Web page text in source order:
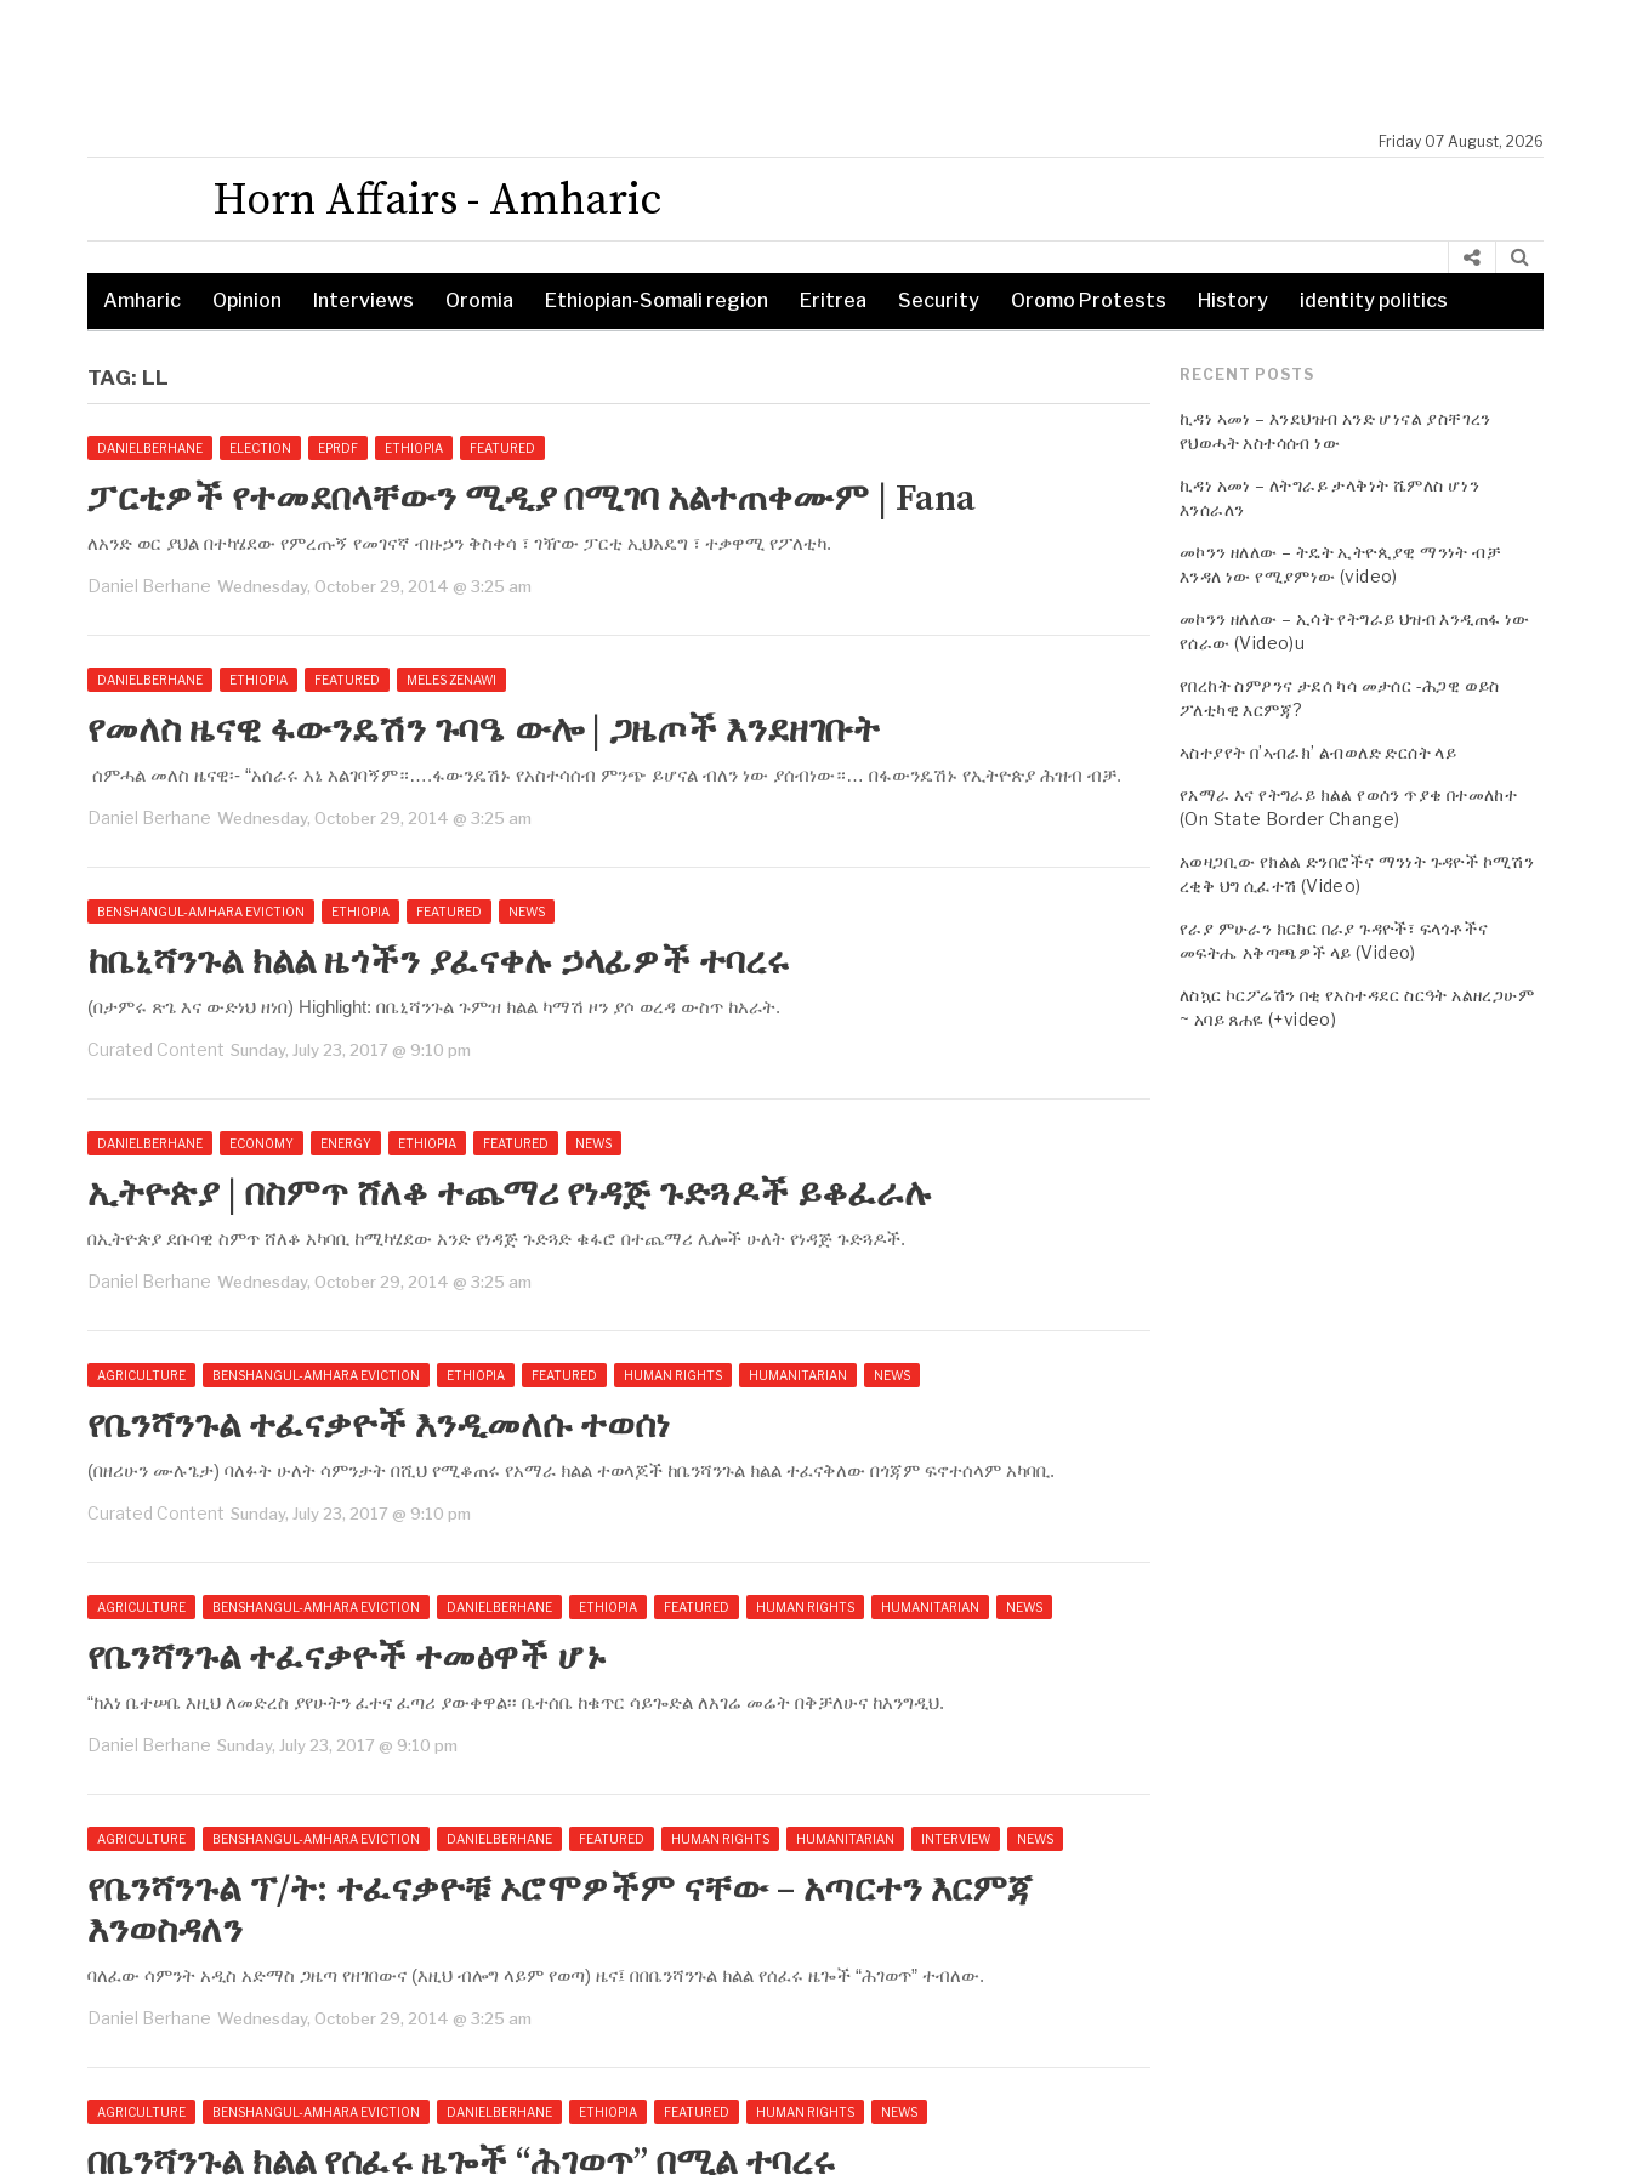
Friday 07 August, 2026
Horn Affairs - Amharic
Amharic Opinion Interviews Oromia Ethiopian-Somali region Eritrea Security Oromo Protests History identity politics
TAG: LL
DANIELBERHANE ELECTION EPRDF ETHIOPIA FEATURED
ፓርቲዎች የተመደበላቸውን ሚዲያ በሚገባ አልተጠቀሙም | Fana
ለአንድ ወር ያህል በተካሄደው የምረጡኝ የመገናኛ ብዙኃን ቅስቀሳ ፣ ገዥው ፓርቲ ኢህአዴግ ፣ ተቃዋሚ የፖለቲካ.
Daniel Berhane Wednesday, October 29, 2014 @ 3:25 am
DANIELBERHANE ETHIOPIA FEATURED MELES ZENAWI
የመለስ ዜናዊ ፋውንዴሽን ጉባዔ ውሎ | ጋዜጦች እንደዘገቡት
ሰምሓል መለስ ዜናዊ፡- “አሰራሩ እኔ አልገባኝም።….ፋውንዴሽኑ የአስተሳሰብ ምንጭ ይሆናል ብለን ነው ያሰብነው።… በፋውንዴሽኑ የኢትዮጵያ ሕዝብ ብቻ.
Daniel Berhane Wednesday, October 29, 2014 @ 3:25 am
BENSHANGUL-AMHARA EVICTION ETHIOPIA FEATURED NEWS
ከቤኒሻንጉል ክልል ዜጎችን ያፈናቀሉ ኃላፊዎች ተባረሩ
(በታምሩ ጽጌ እና ውድነህ ዘነበ) Highlight: በቤኒሻንጉል ጉምዝ ክልል ካማሽ ዞን ያሶ ወረዳ ውስጥ ከአራት.
Curated Content Sunday, July 23, 2017 @ 9:10 pm
DANIELBERHANE ECONOMY ENERGY ETHIOPIA FEATURED NEWS
ኢትዮጵያ | በስምጥ ሸለቆ ተጨማሪ የነዳጅ ጉድጓዶች ይቆፈራሉ
በኢትዮጵያ ደቡባዊ ስምጥ ሸለቆ አካባቢ ከሚካሄደው አንድ የነዳጅ ጉድጓድ ቁፋሮ በተጨማሪ ሌሎች ሁለት የነዳጅ ጉድጓዶች.
Daniel Berhane Wednesday, October 29, 2014 @ 3:25 am
AGRICULTURE BENSHANGUL-AMHARA EVICTION ETHIOPIA FEATURED HUMAN RIGHTS HUMANITARIAN NEWS
የቤንሻንጉል ተፈናቃዮች እንዲመለሱ ተወሰነ
(በዘሪሁን ሙሉጌታ) ባለፉት ሁለት ሳምንታት በሺህ የሚቆጠሩ የአማራ ክልል ተወላጆች ከቤንሻንጉል ክልል ተፈናቅለው በጎጃም ፍኖተሰላም አካባቢ.
Curated Content Sunday, July 23, 2017 @ 9:10 pm
AGRICULTURE BENSHANGUL-AMHARA EVICTION DANIELBERHANE ETHIOPIA FEATURED HUMAN RIGHTS HUMANITARIAN NEWS
የቤንሻንጉል ተፈናቃዮች ተመፅዋች ሆኑ
“ከእነ ቤተሠቤ እዚህ ለመድረስ ያየሁትን ፈተና ፈጣሪ ያውቀዋል፡፡ ቤተሰቤ ከቁጥር ሳይጐድል ለአገሬ መሬት በቅቻለሁና ከእንግዲህ.
Daniel Berhane Sunday, July 23, 2017 @ 9:10 pm
AGRICULTURE BENSHANGUL-AMHARA EVICTION DANIELBERHANE FEATURED HUMAN RIGHTS HUMANITARIAN INTERVIEW NEWS
የቤንሻንጉል ፕ/ት: ተፈናቃዮቹ ኦሮሞዎችም ናቸው – አጣርተን እርምጃ
እንወስዳለን
ባለፈው ሳምንት አዲስ አድማስ ጋዜጣ የዘገበውና (እዚህ ብሎግ ላይም የወጣ) ዜና፤ በበቤንሻንጉል ክልል የሰፈሩ ዜጐች “ሕገወጥ” ተብለው.
Daniel Berhane Wednesday, October 29, 2014 @ 3:25 am
AGRICULTURE BENSHANGUL-AMHARA EVICTION DANIELBERHANE ETHIOPIA FEATURED HUMAN RIGHTS NEWS
በቤንሻንጉል ክልል የሰፈሩ ዜጐች “ሕገወጥ” በሚል ተባረሩ
RECENT POSTS
ኪዳነ ኣመነ – እንደህዝብ አንድ ሆነናል ያስቸገረን
የህወሓት አስተሳሰብ ነው
ኪዳነ አመነ – ለትግራይ ታላቅነት ሼምለስ ሆነን
እንሰራለን
መኮንን ዘለለው – ትዴት ኢትዮጲያዊ ማንነት ብቻ
እንዳለ ነው የሚያምነው (video)
መኮንን ዘለለው – ኢሳት የትግራይ ህዝብ እንዲጠፋ ነው
የሰራው (Video)u
የበረከት ስምዖንና ታደሰ ካሳ መታሰር -ሕጋዊ ወይስ
ፖለቲካዊ እርምጃ?
ኣስተያየት በ’ኣብራክ’ ልብወለድ ድርሰት ላይ
የአማራ እና የትግራይ ክልል የወሰን ጥያቄ በተመለከተ
(On State Border Change)
አወዛጋቢው የክልል ድንበሮችና ማንነት ጉዳዮች ኮሚሽን
ረቂቅ ህግ ሲፈተሽ (Video)
የራያ ምሁራን ክርክር በራያ ጉዳዮች፣ ፍላጎቶችና
መፍትሔ አቅጣጫዎች ላይ (Video)
ለስኳር ኮርፖሬሽን በቂ የአስተዳደር ስርዓት አልዘረጋሁም
~ አባይ ጸሐዬ (+video)